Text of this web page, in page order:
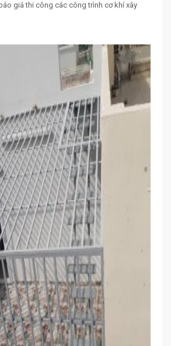
giá thi công các công trình cơ khí xây